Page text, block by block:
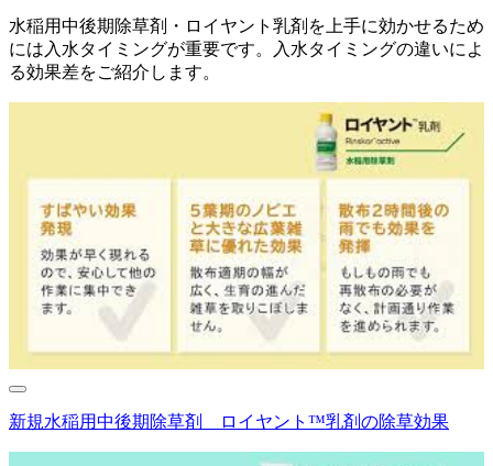
水稲用中後期除草剤・ロイヤント乳剤を上手に効かせるため
には入水タイミングが重要です。入水タイミングの違いによ
る効果差をご紹介します。
新規水稲用中後期除草剤 ロイヤント™乳剤の除草効果